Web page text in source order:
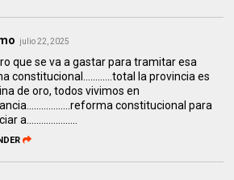
julio 22, 2025
que se va a gastar para tramitar esa
constitucional............total la provincia es
de oro, todos vivimos en
constitucional para
a.....................